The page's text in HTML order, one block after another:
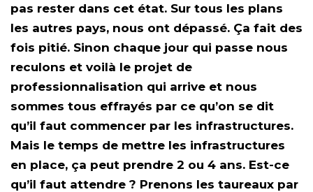
pas rester dans cet état. Sur tous les plans
les autres pays, nous ont dépassé. Ça fait des
fois pitié. Sinon chaque jour qui passe nous
reculons et voilà le projet de
professionnalisation qui arrive et nous
sommes tous effrayés par ce qu’on se dit
qu’il faut commencer par les infrastructures.
Mais le temps de mettre les infrastructures
en place, ça peut prendre 2 ou 4 ans. Est-ce
qu’il faut attendre ? Prenons les taureaux par